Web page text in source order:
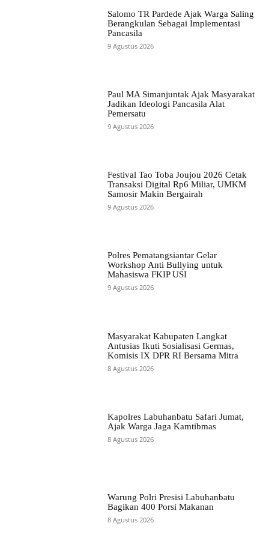
Salomo TR Pardede Ajak Warga Saling
Berangkulan Sebagai Implementasi
Pancasila
9 Agustus 2026
Paul MA Simanjuntak Ajak Masyarakat
Jadikan Ideologi Pancasila Alat
Pemersatu
9 Agustus 2026
Festival Tao Toba Joujou 2026 Cetak
Transaksi Digital Rp6 Miliar, UMKM
Samosir Makin Bergairah
9 Agustus 2026
Polres Pematangsiantar Gelar
Workshop Anti Bullying untuk
Mahasiswa FKIP USI
9 Agustus 2026
Masyarakat Kabupaten Langkat
Antusias Ikuti Sosialisasi Germas,
Komisis IX DPR RI Bersama Mitra
8 Agustus 2026
Kapolres Labuhanbatu Safari Jumat,
Ajak Warga Jaga Kamtibmas
8 Agustus 2026
Warung Polri Presisi Labuhanbatu
Bagikan 400 Porsi Makanan
8 Agustus 2026